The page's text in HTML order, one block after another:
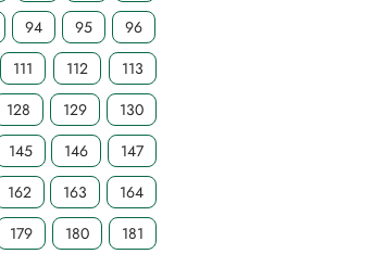
94 95
96
111 112
113
128 129
130
145 146
147
162 163
164
179 180
181